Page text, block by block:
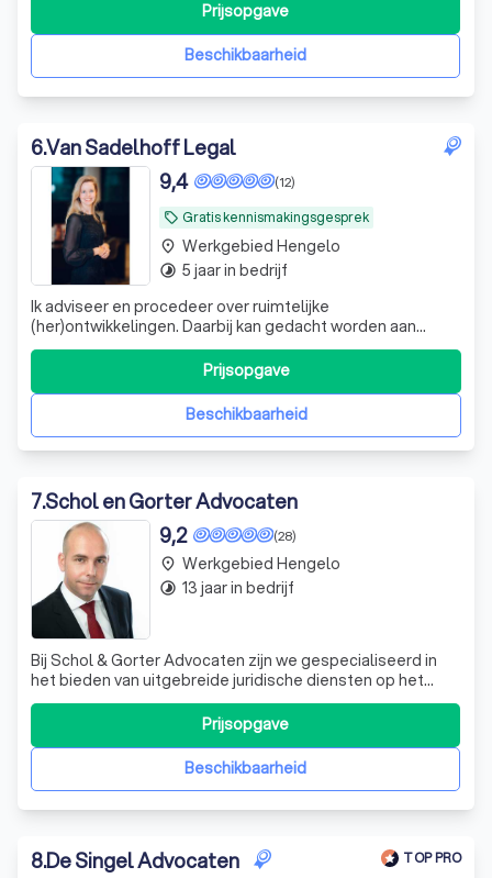
advocatenkantoor heeft een aantal kernwaarden hoog in
het vaandel staan: ‘degelijke kwaliteit en correcte service’,
‘professioneel en pragmatisch
Beschikbaarheid
Prijsopgave
6.Van Sadelhoff Legal
local_offer Gratis kennismakingsgesprek
(12)
9,4
Ik adviseer en procedeer over ruimtelijke
(her)ontwikkelingen. Daarbij kan gedacht worden aan
bestemmingsplannen, vergunningen, milieu en
handhavingsprocedures. Uw omgeving is mijn specialiteit!
Beschikbaarheid
Prijsopgave
place Werkgebied Hengelo
timelapse 5 jaar in bedrijf
7.Schol en Gorter Advocaten
(28)
9,2
Bij Schol & Gorter Advocaten zijn we gespecialiseerd in
het bieden van uitgebreide juridische diensten op het
gebied van arbeidsrecht, huurrecht, bouwrecht en
incasso. Ons team van ervaren advocaten onderscheidt
zich door hun expertise, toewijding en persoonlijke
benadering. We begrijpen dat juridis
Beschikbaarheid
Prijsopgave
place Werkgebied Hengelo
timelapse 13 jaar in bedrijf
8.De Singel Advocaten TOP PRO